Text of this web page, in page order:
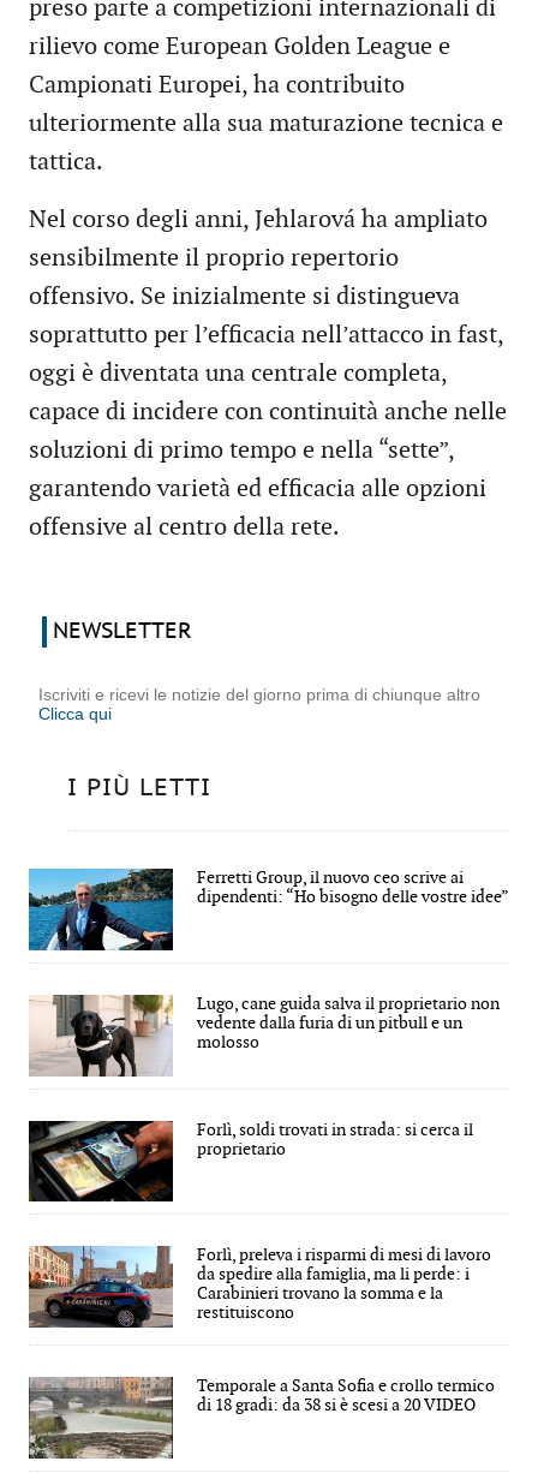
preso parte a competizioni internazionali di
rilievo come European Golden League e
Campionati Europei, ha contribuito
ulteriormente alla sua maturazione tecnica e
tattica.
Nel corso degli anni, Jehlarová ha ampliato
sensibilmente il proprio repertorio
offensivo. Se inizialmente si distingueva
soprattutto per l’efficacia nell’attacco in fast,
oggi è diventata una centrale completa,
capace di incidere con continuità anche nelle
soluzioni di primo tempo e nella “sette”,
garantendo varietà ed efficacia alle opzioni
offensive al centro della rete.
NEWSLETTER
Iscriviti e ricevi le notizie del giorno prima di chiunque altro
Clicca qui
I PIÙ LETTI
Ferretti Group, il nuovo ceo scrive ai
dipendenti: “Ho bisogno delle vostre idee”
Lugo, cane guida salva il proprietario non
vedente dalla furia di un pitbull e un
molosso
Forlì, soldi trovati in strada: si cerca il
proprietario
Forlì, preleva i risparmi di mesi di lavoro
da spedire alla famiglia, ma li perde: i
Carabinieri trovano la somma e la
restituiscono
Temporale a Santa Sofia e crollo termico
di 18 gradi: da 38 si è scesi a 20 VIDEO